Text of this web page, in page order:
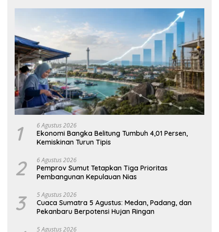
1 6 Agustus 2026
Ekonomi Bangka Belitung Tumbuh 4,01 Persen,
Kemiskinan Turun Tipis
2 6 Agustus 2026
Pemprov Sumut Tetapkan Tiga Prioritas
Pembangunan Kepulauan Nias
3 5 Agustus 2026
Cuaca Sumatra 5 Agustus: Medan, Padang, dan
Pekanbaru Berpotensi Hujan Ringan
5 Agustus 2026